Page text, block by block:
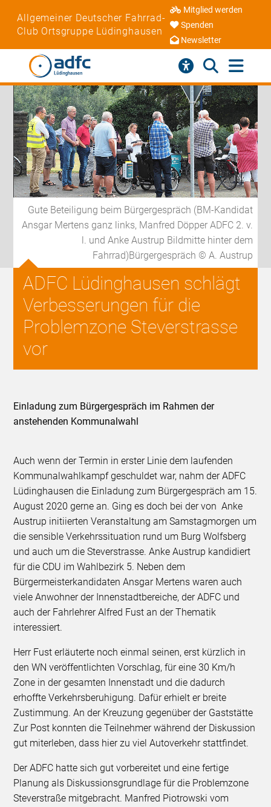
Allgemeiner Deutscher Fahrrad-
Club Ortsgruppe Lüdinghausen
Mitglied werden
Spenden
Newsletter
Gute Beteiligung beim Bürgergespräch (BM-Kandidat
Ansgar Mertens ganz links, Manfred Döpper ADFC 2. v.
l. und Anke Austrup Bildmitte hinter dem
Fahrrad)Bürgergespräch © A. Austrup
ADFC Lüdinghausen schlägt
Verbesserungen für die
Problemzone Steverstrasse
vor
Einladung zum Bürgergespräch im Rahmen der
anstehenden Kommunalwahl
Auch wenn der Termin in erster Linie dem laufenden
Kommunalwahlkampf geschuldet war, nahm der ADFC
Lüdinghausen die Einladung zum Bürgergespräch am 15.
August 2020 gerne an. Ging es doch bei der von Anke
Austrup initiierten Veranstaltung am Samstagmorgen um
die sensible Verkehrssituation rund um Burg Wolfsberg
und auch um die Steverstrasse. Anke Austrup kandidiert
für die CDU im Wahlbezirk 5. Neben dem
Bürgermeisterkandidaten Ansgar Mertens waren auch
viele Anwohner der Innenstadtbereiche, der ADFC und
auch der Fahrlehrer Alfred Fust an der Thematik
interessiert.
Herr Fust erläuterte noch einmal seinen, erst kürzlich in
den WN veröffentlichten Vorschlag, für eine 30 Km/h
Zone in der gesamten Innenstadt und die dadurch
erhoffte Verkehrsberuhigung. Dafür erhielt er breite
Zustimmung. An der Kreuzung gegenüber der Gaststätte
Zur Post konnten die Teilnehmer während der Diskussion
gut miterleben, dass hier zu viel Autoverkehr stattfindet.
Der ADFC hatte sich gut vorbereitet und eine fertige
Planung als Diskussionsgrundlage für die Problemzone
Steverstraße mitgebracht. Manfred Piotrowski vom